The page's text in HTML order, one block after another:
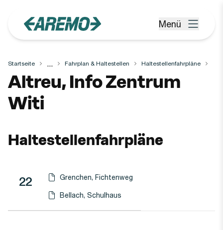
Menü öffnen
Menü
Startseite ... Fahrplan & Haltestellen Haltestellenfahrpläne
Haltestelle
Altreu, Info Zentrum
Witi
Haltestellenfahrpläne
Linie Richtung
Linie
22 Haltestellen-PDF herunterladen für
Grenchen, Fichtenweg
(Öffnet in einen neuen Tab oder Fenster)
Haltestellen-PDF herunterladen für
Bellach, Schulhaus
(Öffnet in einen neuen Tab oder Fenster)